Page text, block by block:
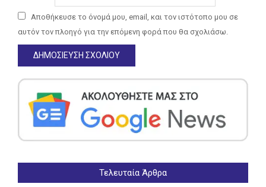
Αποθήκευσε το όνομά μου, email, και τον ιστότοπο μου σε
αυτόν τον πλοηγό για την επόμενη φορά που θα σχολιάσω.
Τελευταία Άρθρα